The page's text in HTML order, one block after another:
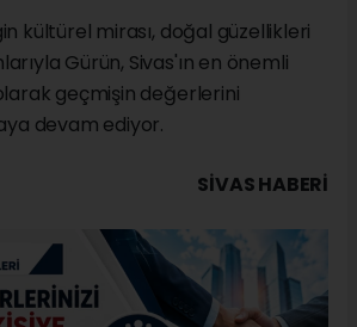
kültürel mirası, doğal güzellikleri
Gürün, Sivas'ın en önemli
geçmişin değerlerini
devam ediyor.
SIVAS HABERİ